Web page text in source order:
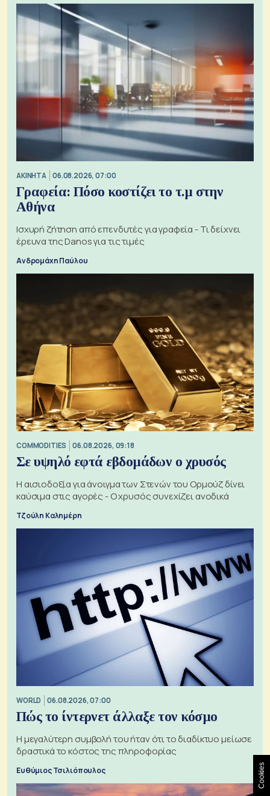
ΑΚΙΝΗΤΑ 06.08.2026, 07:00
Γραφεία: Πόσο κοστίζει το τ.μ στην
Αθήνα
Ισχυρή ζήτηση από επενδυτές για γραφεία - Τι δείχνει
έρευνα της Danos για τις τιμές
Ανδρομάχη Παύλου
COMMODITIES 06.08.2026, 09:18
Σε υψηλό εφτά εβδομάδων ο χρυσός
Η αισιοδοξία για άνοιγμα των Στενών του Ορμούζ δίνει
καύσιμα στις αγορές - Ο χρυσός συνεχίζει ανοδικά
Τζούλη Καλημέρη
WORLD 06.08.2026, 07:00
Πώς το ίντερνετ άλλαξε τον κόσμο
Η μεγαλύτερη συμβολή του ήταν ότι το διαδίκτυο μείωσε
δραστικά το κόστος της πληροφορίας
Ευθύμιος Τσιλιόπουλος Cookies